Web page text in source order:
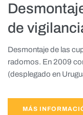
de
Desmontaje de las
radomos. En 2009
(desplegado en
MÁS